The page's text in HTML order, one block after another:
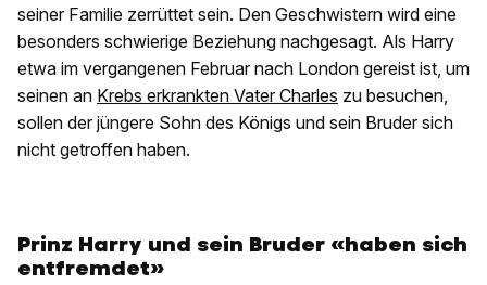
seiner Familie zerrüttet sein. Den Geschwistern wird eine
besonders schwierige Beziehung nachgesagt. Als Harry
etwa im vergangenen Februar nach London gereist ist, um
seinen an Krebs erkrankten Vater Charles zu besuchen,
sollen der jüngere Sohn des Königs und sein Bruder sich
nicht getroffen haben.
Prinz Harry und sein Bruder «haben sich
entfremdet»